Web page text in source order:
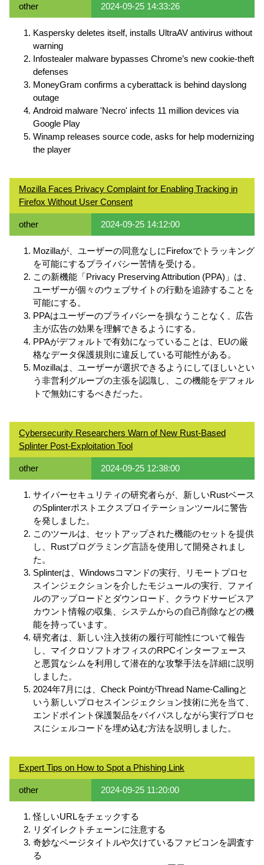
other 2024-09-25 14:33:26
Kaspersky deletes itself, installs UltraAV antivirus without
warning
Infostealer malware bypasses Chrome’s new cookie-theft
defenses
MoneyGram confirms a cyberattack is behind dayslong
outage
Android malware 'Necro' infects 11 million devices via
Google Play
Winamp releases source code, asks for help modernizing
the player
Mozilla Faces Privacy Complaint for Enabling Tracking in
Firefox Without User Consent
other 2024-09-25 14:12:00
Mozillaが、ユーザーの同意なしにFirefoxでトラッキング
を可能にするプライバシー苦情を受ける。
この新機能「Privacy Preserving Attribution (PPA)」は、
ユーザーが個々のウェブサイトの行動を追跡することを
可能にする。
PPAはユーザーのプライバシーを損なうことなく、広告
主が広告の効果を理解できるようにする。
PPAがデフォルトで有効になっていることは、EUの厳
格なデータ保護規則に違反している可能性がある。
Mozillaは、ユーザーが選択できるようにしてほしいとい
う非営利グループの主張を認識し、この機能をデフォル
トで無効にするべきだった。
Cybersecurity Researchers Warn of New Rust-Based
Splinter Post-Exploitation Tool
other 2024-09-25 12:38:00
サイバーセキュリティの研究者らが、新しいRustベース
のSplinterポストエクスプロイテーションツールに警告
を発しました。
このツールは、セットアップされた機能のセットを提供
し、Rustプログラミング言語を使用して開発されまし
た。
Splinterは、Windowsコマンドの実行、リモートプロセ
スインジェクションを介したモジュールの実行、ファイ
ルのアップロードとダウンロード、クラウドサービスア
カウント情報の収集、システムからの自己削除などの機
能を持っています。
研究者は、新しい注入技術の履行可能性について報告
し、マイクロソフトオフィスのRPCインターフェース
と悪質なシムを利用して潜在的な攻撃手法を詳細に説明
しました。
2024年7月には、Check PointがThread Name-Callingと
いう新しいプロセスインジェクション技術に光を当て、
エンドポイント保護製品をバイパスしながら実行プロセ
スにシェルコードを埋め込む方法を説明しました。
Expert Tips on How to Spot a Phishing Link
other 2024-09-25 11:20:00
怪しいURLをチェックする
リダイレクトチェーンに注意する
奇妙なページタイトルや欠けているファビコンを調査す
る